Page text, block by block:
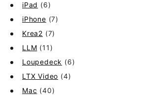
iPad (6)
iPhone (7)
Krea2 (7)
LLM (11)
Loupedeck (6)
LTX Video (4)
Mac (40)